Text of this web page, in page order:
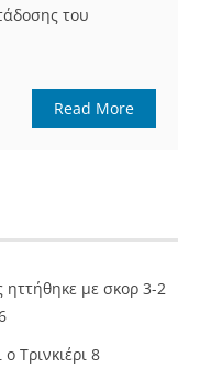
του
Read More
με σκορ 3-2
Τρινκιέρι 8